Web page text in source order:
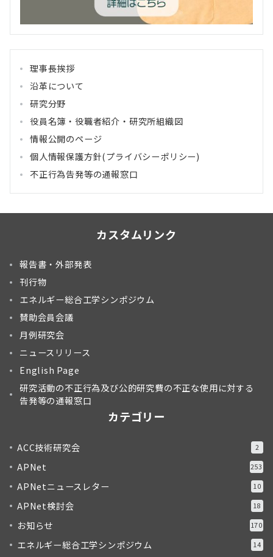
理事長挨拶
沿革について
研究分野
役員名簿・役職者紹介・研究所組織図
情報公開のページ
個人情報保護方針(プライバシーポリシー)
不正行為告発等の通報窓口
カスタムリンク
報告書・外部発表
刊行物
エネルギー総合工学シンポジウム
賛助会員会議
月例研究会
ニュースリリース
English Page
研究活動の不正行為及び公的研究費の不正な使用に対する
告発等の通報窓口
カテゴリー
ACC技術研究会 2
APNet 253
APNetニュースレター 10
APNet検討会 18
お知らせ 170
エネルギー総合工学シンポジウム 14